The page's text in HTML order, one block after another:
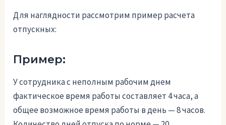
Для наглядности рассмотрим пример расчета
отпускных:
Пример:
У сотрудника с неполным рабочим днем
фактическое время работы составляет 4 часа, а
общее возможное время работы в день — 8 часов.